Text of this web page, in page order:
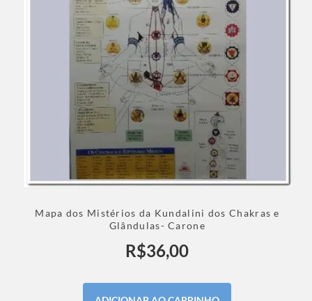
Mapa dos Mistérios da Kundalini dos Chakras e
Glândulas- Carone
R$36,00